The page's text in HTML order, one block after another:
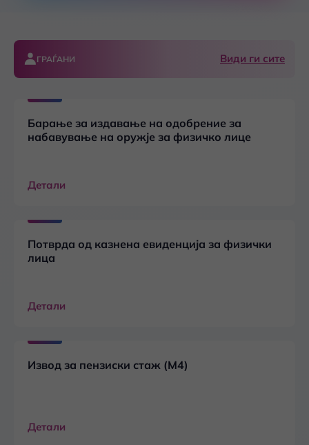
ГРАЃАНИ Види ги сите
Барање за издавање на одобрение за
набавување на оружје за физичко лице
Детали
Потврда од казнена евиденција за физички
лица
Детали
Извод за пензиски стаж (М4)
Детали